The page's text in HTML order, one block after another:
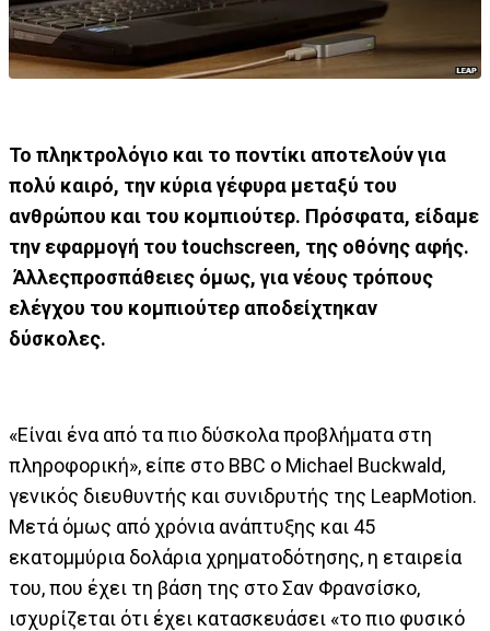
Το πληκτρολόγιο και το ποντίκι αποτελούν για
πολύ καιρό, την κύρια γέφυρα μεταξύ του
ανθρώπου και του κομπιούτερ. Πρόσφατα, είδαμε
την εφαρμογή του touchscreen, της οθόνης αφής.
Άλλεςπροσπάθειες όμως, για νέους τρόπους
ελέγχου του κομπιούτερ αποδείχτηκαν
δύσκολες.
«Είναι ένα από τα πιο δύσκολα προβλήματα στη
πληροφορική», είπε στο BBC ο Michael Buckwald,
γενικός διευθυντής και συνιδρυτής της LeapMotion.
Μετά όμως από χρόνια ανάπτυξης και 45
εκατομμύρια δολάρια χρηματοδότησης, η εταιρεία
του, που έχει τη βάση της στο Σαν Φρανσίσκο,
ισχυρίζεται ότι έχει κατασκευάσει «το πιο φυσικό